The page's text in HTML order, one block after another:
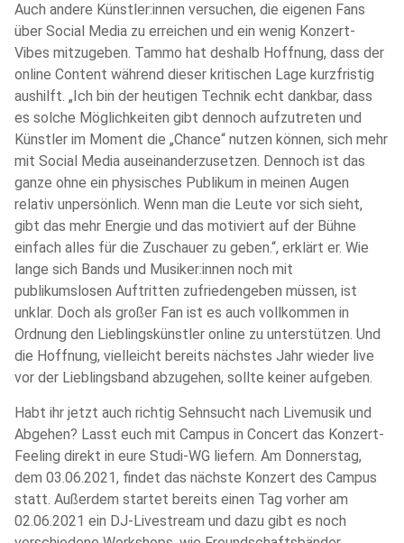
Auch andere Künstler:innen versuchen, die eigenen Fans
über Social Media zu erreichen und ein wenig Konzert-
Vibes mitzugeben. Tammo hat deshalb Hoffnung, dass der
online Content während dieser kritischen Lage kurzfristig
aushilft. „Ich bin der heutigen Technik echt dankbar, dass
es solche Möglichkeiten gibt dennoch aufzutreten und
Künstler im Moment die „Chance“ nutzen können, sich mehr
mit Social Media auseinanderzusetzen. Dennoch ist das
ganze ohne ein physisches Publikum in meinen Augen
relativ unpersönlich. Wenn man die Leute vor sich sieht,
gibt das mehr Energie und das motiviert auf der Bühne
einfach alles für die Zuschauer zu geben.“, erklärt er. Wie
lange sich Bands und Musiker:innen noch mit
publikumslosen Auftritten zufriedengeben müssen, ist
unklar. Doch als großer Fan ist es auch vollkommen in
Ordnung den Lieblingskünstler online zu unterstützen. Und
die Hoffnung, vielleicht bereits nächstes Jahr wieder live
vor der Lieblingsband abzugehen, sollte keiner aufgeben.
Habt ihr jetzt auch richtig Sehnsucht nach Livemusik und
Abgehen? Lasst euch mit Campus in Concert das Konzert-
Feeling direkt in eure Studi-WG liefern. Am Donnerstag,
dem 03.06.2021, findet das nächste Konzert des Campus
statt. Außerdem startet bereits einen Tag vorher am
02.06.2021 ein DJ-Livestream und dazu gibt es noch